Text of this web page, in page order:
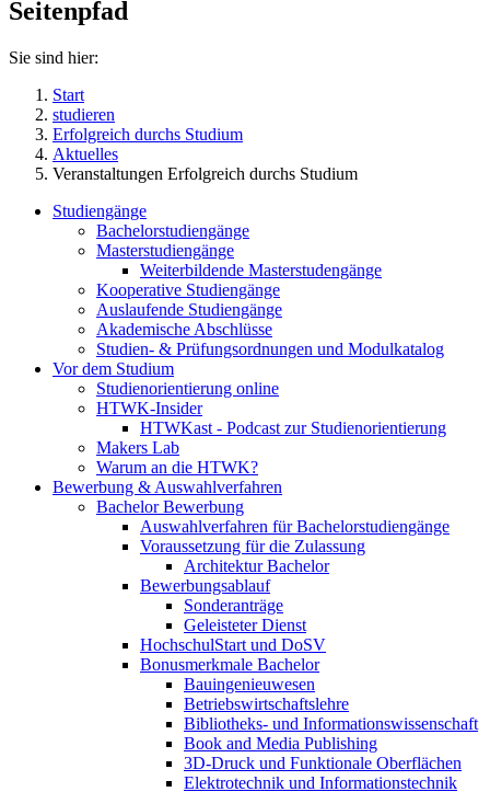
Seitenpfad
Sie sind hier:
Start
studieren
Erfolgreich durchs Studium
Aktuelles
Veranstaltungen Erfolgreich durchs Studium
Studiengänge
Bachelorstudiengänge
Masterstudiengänge
Weiterbildende Masterstudengänge
Kooperative Studiengänge
Auslaufende Studiengänge
Akademische Abschlüsse
Studien- & Prüfungsordnungen und Modulkatalog
Vor dem Studium
Studienorientierung online
HTWK-Insider
HTWKast - Podcast zur Studienorientierung
Makers Lab
Warum an die HTWK?
Bewerbung & Auswahlverfahren
Bachelor Bewerbung
Auswahlverfahren für Bachelorstudiengänge
Voraussetzung für die Zulassung
Architektur Bachelor
Bewerbungsablauf
Sonderanträge
Geleisteter Dienst
HochschulStart und DoSV
Bonusmerkmale Bachelor
Bauingenieuwesen
Betriebswirtschaftslehre
Bibliotheks- und Informationswissenschaft
Book and Media Publishing
3D-Druck und Funktionale Oberflächen
Elektrotechnik und Informationstechnik